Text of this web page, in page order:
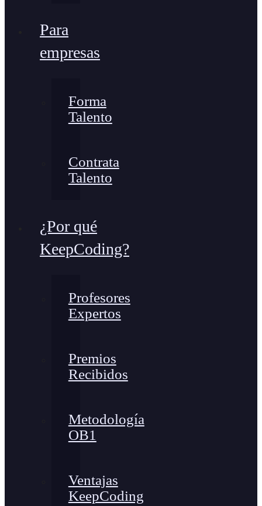
Para
empresas
Forma
Talento
Contrata
Talento
¿Por qué
KeepCoding?
Profesores
Expertos
Premios
Recibidos
Metodología
OB1
Ventajas
KeepCoding